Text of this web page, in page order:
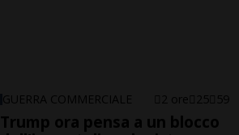
GUERRA COMMERCIALE 2 ore 25 59
Trump ora pensa a un blocco